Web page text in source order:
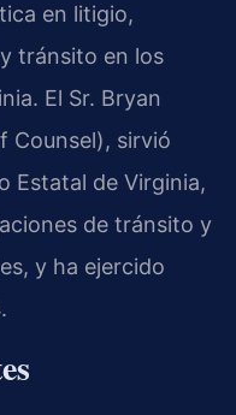
en litigio,
tránsito en los
El Sr. Bryan
Counsel), sirvió
Estatal de Virginia,
de tránsito y
y ha ejercido